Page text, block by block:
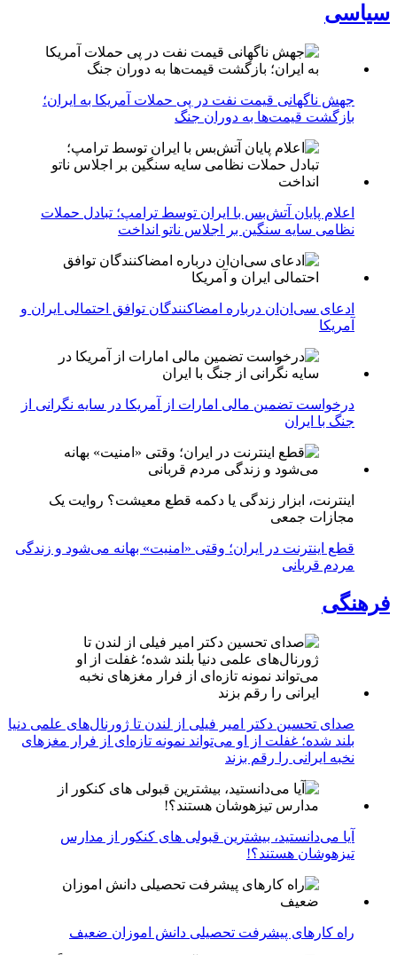
سیاسی
جهش ناگهانی قیمت نفت در پی حملات آمریکا به ایران؛
بازگشت قیمت‌ها به دوران جنگ
اعلام پایان آتش‌بس با ایران توسط ترامپ؛ تبادل حملات
نظامی سایه سنگین بر اجلاس ناتو انداخت
ادعای سی‌ان‌ان درباره امضاکنندگان توافق احتمالی ایران و
آمریکا
درخواست تضمین مالی امارات از آمریکا در سایه نگرانی از
جنگ با ایران
اینترنت، ابزار زندگی یا دکمه قطع معیشت؟ روایت یک
مجازات جمعی
قطع اینترنت در ایران؛ وقتی «امنیت» بهانه می‌شود و زندگی
مردم قربانی
فرهنگی
صدای تحسین دکتر امیر فیلی از لندن تا ژورنال‌های علمی دنیا
بلند شده؛ غفلت از او می‌تواند نمونه تازه‌ای از فرار مغزهای
نخبه ایرانی را رقم بزند
آیا می‌دانستید، بیشترین قبولی های کنکور از مدارس
تیزهوشان هستند؟!
راه کارهای پیشرفت تحصیلی دانش اموزان ضعیف